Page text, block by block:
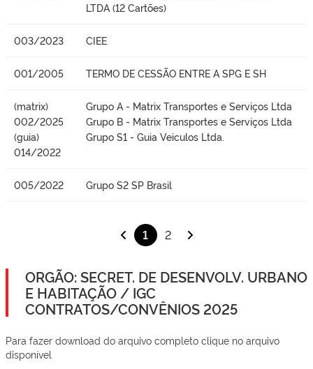
LTDA (12 Cartões)
003/2023 CIEE
001/2005 TERMO DE CESSÃO ENTRE A SPG E SH
(matrix)
002/2025
(guia)
014/2022
Grupo A - Matrix Transportes e Serviços Ltda
Grupo B - Matrix Transportes e Serviços Ltda
Grupo S1 - Guia Veiculos Ltda.
005/2022 Grupo S2 SP Brasil
1 2
ORGÃO: SECRET. DE DESENVOLV. URBANO
E HABITAÇÃO / IGC
CONTRATOS/CONVÊNIOS 2025
Para fazer download do arquivo completo clique no arquivo
disponível